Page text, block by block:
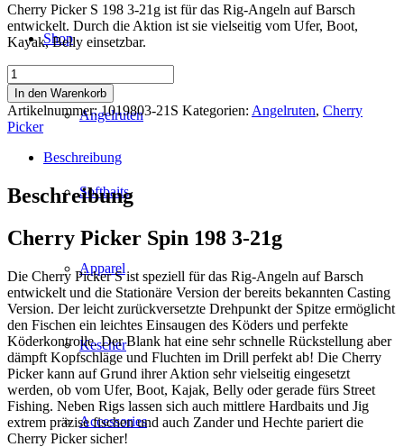
Shop
Angelruten
Softbaits
Apparel
Kescher
Accessories
Cherry Picker S 198 3-21g ist für das Rig-Angeln auf Barsch
entwickelt. Durch die Aktion ist sie vielseitig vom Ufer, Boot,
Kayak, Belly einsetzbar.
Cherry
Picker
Spin
198
3-
Menge
In den Warenkorb
Artikelnummer:1019803-21S Kategorien: Angelruten, Cherry
Picker
Beschreibung
Beschreibung
Cherry Picker Spin 198 3-21g
Die Cherry Picker S ist speziell für das Rig-Angeln auf Barsch
entwickelt und die Stationäre Version der bereits bekannten Casting
Version. Der leicht zurückversetzte Drehpunkt der Spitze ermöglicht
den Fischen ein leichtes Einsaugen des Köders und perfekte
Köderkontrolle. Der Blank hat eine sehr schnelle Rückstellung aber
dämpft Kopfschläge und Fluchten im Drill perfekt ab! Die Cherry
Picker kann auf Grund ihrer Aktion sehr vielseitig eingesetzt
werden, ob vom Ufer, Boot, Kajak, Belly oder gerade fürs Street
Fishing. Neben Rigs lassen sich auch mittlere Hardbaits und Jig
extrem präzise fischen und auch Zander und Hechte pariert die
Cherry Picker sicher!